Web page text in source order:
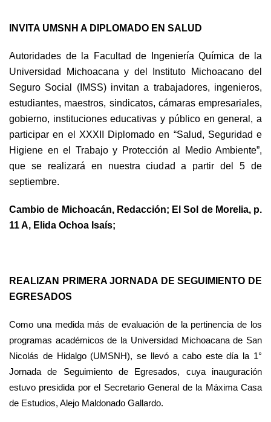
INVITA UMSNH A DIPLOMADO EN SALUD
Autoridades de la Facultad de Ingeniería Química de la
Universidad Michoacana y del Instituto Michoacano del
Seguro Social (IMSS) invitan a trabajadores, ingenieros,
estudiantes, maestros, sindicatos, cámaras empresariales,
gobierno, instituciones educativas y público en general, a
participar en el XXXII Diplomado en “Salud, Seguridad e
Higiene en el Trabajo y Protección al Medio Ambiente”,
que se realizará en nuestra ciudad a partir del 5 de
septiembre.
Cambio de Michoacán, Redacción; El Sol de Morelia, p.
11 A, Elida Ochoa Isaís;
REALIZAN PRIMERA JORNADA DE SEGUIMIENTO DE
EGRESADOS
Como una medida más de evaluación de la pertinencia de los
programas académicos de la Universidad Michoacana de San
Nicolás de Hidalgo (UMSNH), se llevó a cabo este día la 1°
Jornada de Seguimiento de Egresados, cuya inauguración
estuvo presidida por el Secretario General de la Máxima Casa
de Estudios, Alejo Maldonado Gallardo.